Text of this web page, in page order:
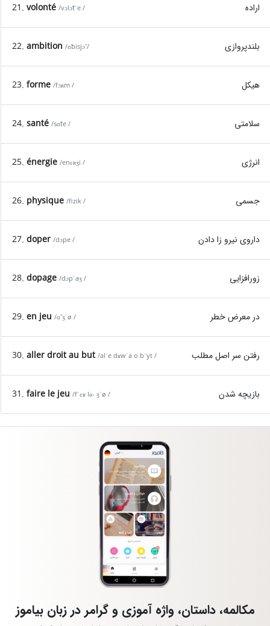
21. volonté /vɔlɔ̃tˈe / اراده
22. ambition /ɑ̃bisjɔ̃ / بلندپروازی
23. forme /fɔʀm / هیکل
24. santé /sɑ̃te / سلامتی
25. énergie /enɛʀʒi / انرژی
26. physique /fizik / جسمی
27. doper /dɔpe / داروی نیرو زا دادن
28. dopage /dɔpˈaʒ / زورافزایی
29. en jeu /ɑ̃ ʒˈø / در معرض خطر
30. aller droit au but /alˈe dʁwˈa o bˈyt / رفتن سر اصل مطلب
31. faire le jeu /fˈɛʁ lə- ʒˈø / بازیچه شدن
مکالمه، داستان، واژه آموزی و گرامر در زبان بیاموز